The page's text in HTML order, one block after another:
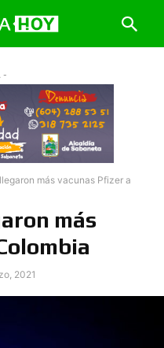
-
más vacunas Pfizer a
más
2021